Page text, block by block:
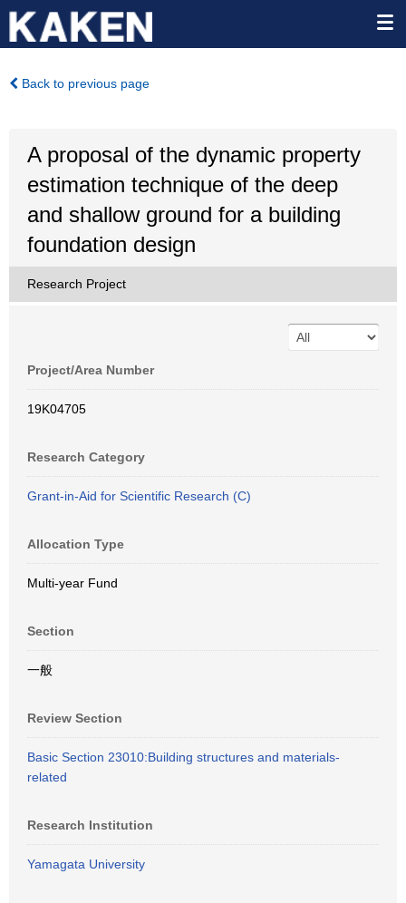
Back to previous page
A proposal of the dynamic property
estimation technique of the deep
and shallow ground for a building
foundation design
Research Project
Project/Area Number
19K04705
Research Category
Grant-in-Aid for Scientific Research (C)
Allocation Type
Multi-year Fund
Section
一般
Review Section
Basic Section 23010:Building structures and materials-
related
Research Institution
Yamagata University